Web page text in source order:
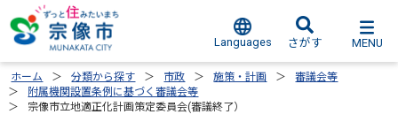
Languages さがす MENU
ホーム 分類から探す 市政 施策・計画
審議会等
附属機関設置条例に基づく審議会等
宗像市立地適正化計画策定委員会(審議終了）